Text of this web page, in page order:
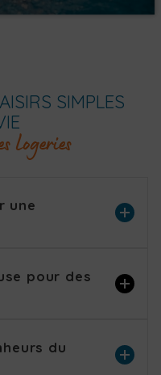
SIMPLES
Logeries
une
pour des
du